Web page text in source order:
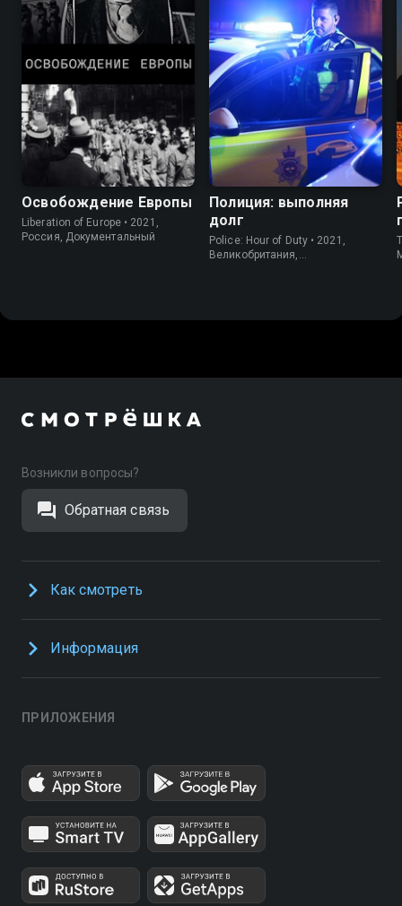
Освобождение Европы
Liberation of Europe • 2021,
Россия, Документальный
Полиция: выполняя
долг
Police: Hour of Duty • 2021,
Великобритания,
Возникли вопросы?
Обратная связь
Как смотреть
Информация
ПРИЛОЖЕНИЯ